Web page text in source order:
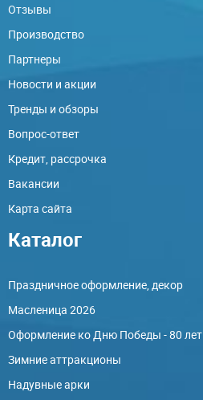
Отзывы
Производство
Партнеры
Новости и акции
Тренды и обзоры
Вопрос-ответ
Кредит, рассрочка
Вакансии
Карта сайта
Каталог
Праздничное оформление, декор
Масленица 2026
Оформление ко Дню Победы - 80 лет
Зимние аттракционы
Надувные арки